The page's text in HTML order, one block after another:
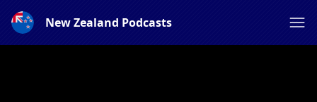
New Zealand Podcasts